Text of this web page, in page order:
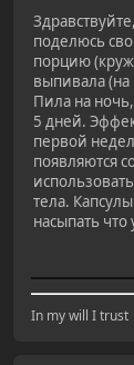
поделюсь
порцию
выпивала
Пила на
5 дней.
первой
появляются
тела.
насыпать что
In my will I trust